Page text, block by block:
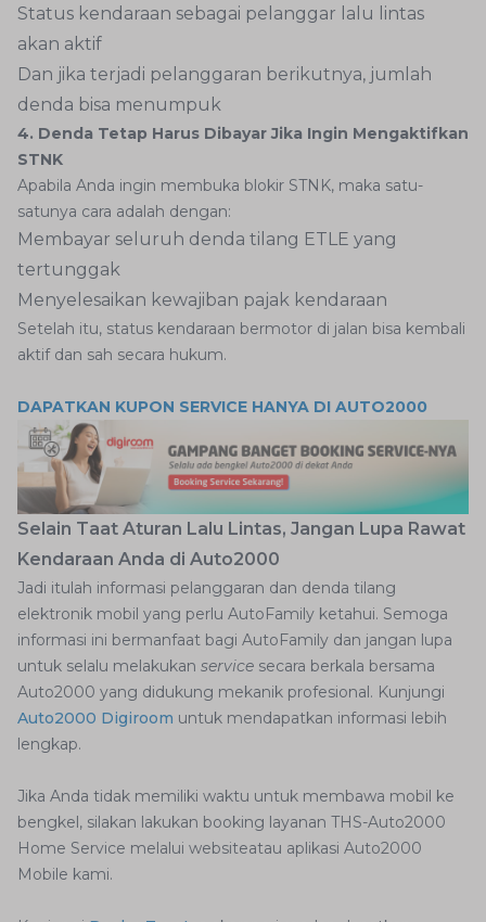
Status kendaraan sebagai pelanggar lalu lintas
akan aktif
Dan jika terjadi pelanggaran berikutnya, jumlah
denda bisa menumpuk
4. Denda Tetap Harus Dibayar Jika Ingin Mengaktifkan
STNK
Apabila Anda ingin membuka blokir STNK, maka satu-
satunya cara adalah dengan:
Membayar seluruh denda tilang ETLE yang
tertunggak
Menyelesaikan kewajiban pajak kendaraan
Setelah itu, status kendaraan bermotor di jalan bisa kembali
aktif dan sah secara hukum.
DAPATKAN KUPON SERVICE HANYA DI AUTO2000
Selain Taat Aturan Lalu Lintas, Jangan Lupa Rawat
Kendaraan Anda di Auto2000
Jadi itulah informasi pelanggaran dan denda tilang
elektronik mobil yang perlu AutoFamily ketahui. Semoga
informasi ini bermanfaat bagi AutoFamily dan jangan lupa
untuk selalu melakukan service secara berkala bersama
Auto2000 yang didukung mekanik profesional. Kunjungi
Auto2000 Digiroom untuk mendapatkan informasi lebih
lengkap.
Jika Anda tidak memiliki waktu untuk membawa mobil ke
bengkel, silakan lakukan booking layanan THS-Auto2000
Home Service melalui websiteatau aplikasi Auto2000
Mobile kami.